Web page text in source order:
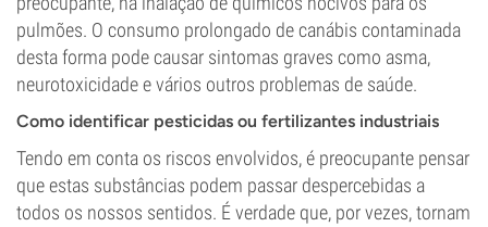
pulmões. O consumo prolongado de canábis contaminada
desta forma pode causar sintomas graves como asma,
neurotoxicidade e vários outros problemas de saúde.
Como identificar pesticidas ou fertilizantes industriais
Tendo em conta os riscos envolvidos, é preocupante pensar
que estas substâncias podem passar despercebidas a
todos os nossos sentidos. É verdade que, por vezes, tornam